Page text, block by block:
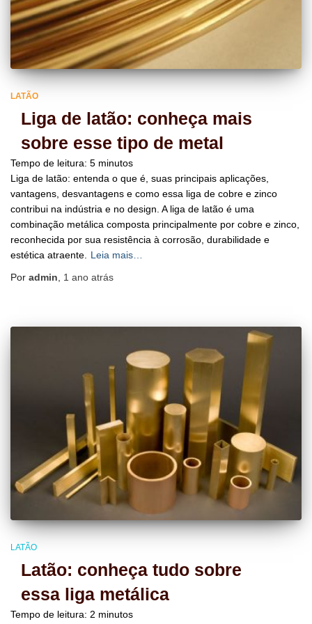
LATÃO
Liga de latão: conheça mais
sobre esse tipo de metal
Tempo de leitura: 5 minutos
Liga de latão: entenda o que é, suas principais aplicações,
vantagens, desvantagens e como essa liga de cobre e zinco
contribui na indústria e no design. ​A liga de latão é uma
combinação metálica composta principalmente por cobre e zinco,
reconhecida por sua resistência à corrosão, durabilidade e
estética atraente.
Leia mais…
Por admin 1 ano atrás
LATÃO
Latão: conheça tudo sobre
essa liga metálica
Tempo de leitura: 2 minutos